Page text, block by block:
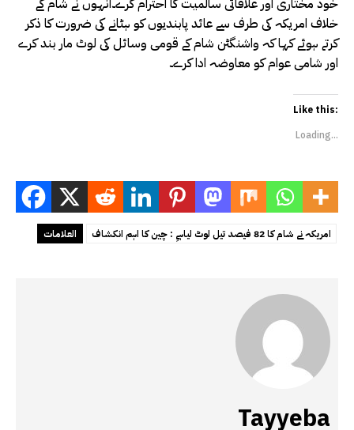
خلاف امریکہ کی طرف سے عائد پابندیوں کو ہٹانے کی ضرورت کا ذکر
کرتے ہوئے کہا کہ واشنگٹن شام کے قومی وسائل کی لوٹ مار بند کرے
اور شامی عوام کو معاوضہ ادا کرے۔
Like this:
Loading...
العلامات امریکہ نے شام کا 82 فیصد تیل لوٹ لیاہےِ : چین کا اہم انکشاف
Tayyeba